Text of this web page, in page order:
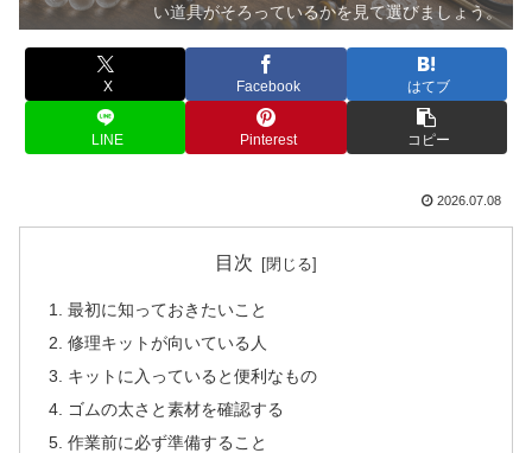
い道具がそろっているかを見て選びましょう。
X Facebook はてブ
LINE Pinterest コピー
2026.07.08
目次
最初に知っておきたいこと
修理キットが向いている人
キットに入っていると便利なもの
ゴムの太さと素材を確認する
作業前に必ず準備すること